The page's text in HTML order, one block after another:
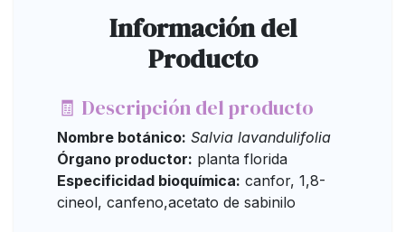
Información del
Producto
🧾 Descripción del producto
Nombre botánico: Salvia lavandulifolia
Órgano productor: planta florida
Especificidad bioquímica: canfor, 1,8-
cineol, canfeno,acetato de sabinilo